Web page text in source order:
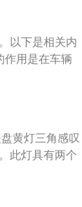
15000公里：
20000公里，
公里，更换机
以下是相关内
作用是在车辆
定的保养时间
洁、补给、
汽车保养主要
、燃油系统、
黄灯三角感叹
此灯具有两个
统启动时此灯